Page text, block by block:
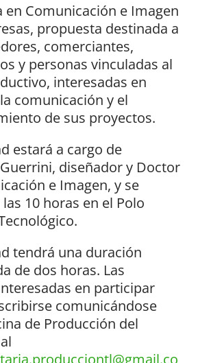
en Comunicación e Imagen
propuesta destinada a
comerciantes,
y personas vinculadas al
interesadas en
comunicación y el
de sus proyectos.
estará a cargo de
diseñador y Doctor
e Imagen, y se
10 horas en el Polo
tendrá una duración
de dos horas. Las
en participar
comunicándose
de Producción del